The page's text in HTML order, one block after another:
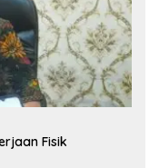
Fisik